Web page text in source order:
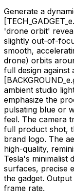
Generate a
'drone orbit'
slightly out-of-
smooth,
drone) orbits
full design against
ambient studio
emphasize the
pulsating blue or
feel. The camera
full product shot,
brand logo. The
high-quality,
Tesla's minimalist
surfaces, precise
the gadget.
frame rate.